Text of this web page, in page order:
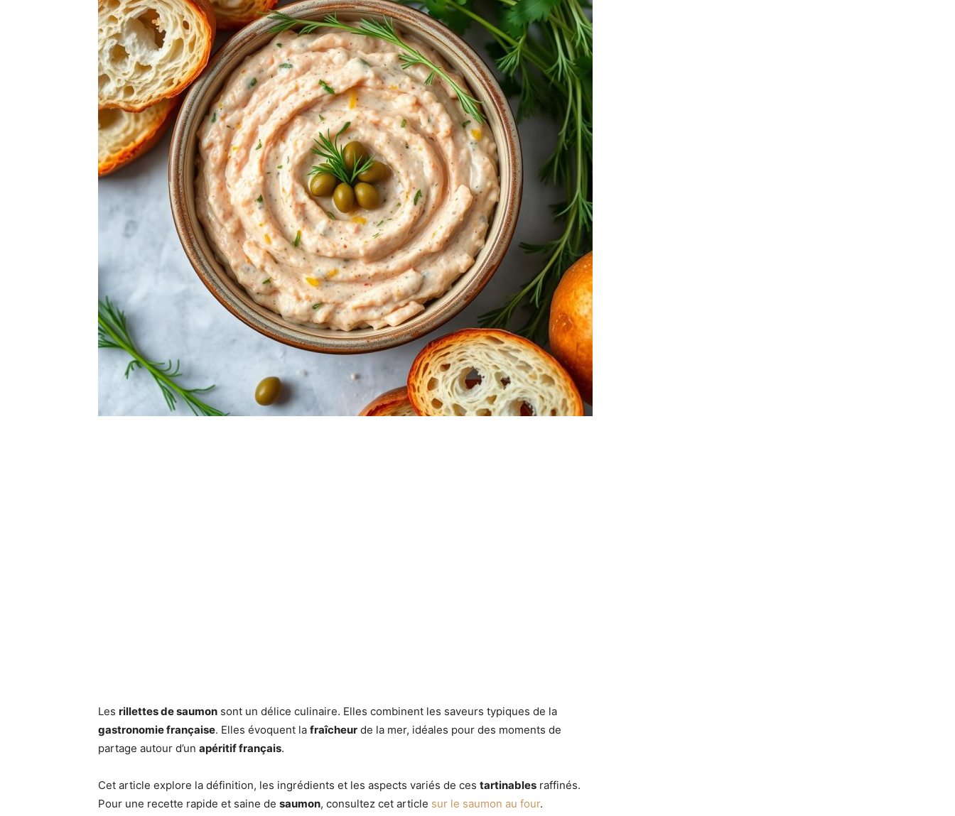
Les rillettes de saumon sont un délice culinaire. Elles combinent les saveurs typiques de la
gastronomie française. Elles évoquent la fraîcheur de la mer, idéales pour des moments de
partage autour d’un apéritif français.
Cet article explore la définition, les ingrédients et les aspects variés de ces tartinables raffinés.
Pour une recette rapide et saine de saumon, consultez cet article sur le saumon au four.